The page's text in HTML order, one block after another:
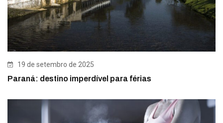
19 de setembro de 2025
Paraná: destino imperdível para férias